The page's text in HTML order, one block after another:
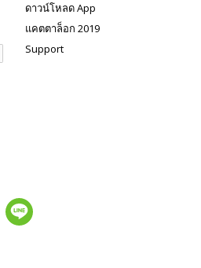
ดาวน์โหลด App
แคตตาล็อก 2019
Support